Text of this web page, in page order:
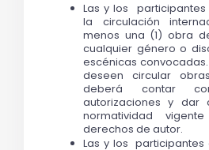
Las y los
la circulación
menos una (1) obra
cualquier género o
escénicas
deseen circular
deberá contar
autorizaciones y dar
normatividad
derechos de autor.
Las y los